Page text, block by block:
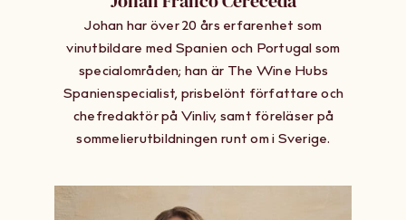
Johan har över 20 års erfarenhet som
vinutbildare med Spanien och Portugal som
specialområden; han är The Wine Hubs
Spanienspecialist, prisbelönt författare och
chefredaktör på Vinliv, samt föreläser på
sommelierutbildningen runt om i Sverige.